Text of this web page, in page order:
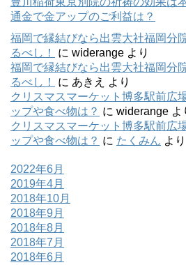
ま
す
)
通金で金アップのご利益は？
福岡で縁結びなら出雲大社福岡分
るべし！
に widerange より
福岡で縁結びなら出雲大社福岡分
るべし！
に あきえ
より
クリスマスマーケット博多駅前広
ップや食べ物は？ に widerange よ
クリスマスマーケット博多駅前広
ップや食べ物は？ に たくみん より
2022年6月
2019年4月
2018年10月
2018年9月
2018年8月
2018年7月
2018年6月